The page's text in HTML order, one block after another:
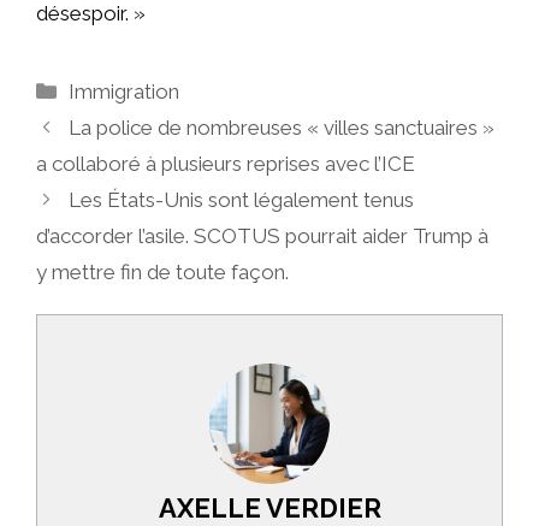
désespoir. »
Catégories
Immigration
La police de nombreuses « villes sanctuaires »
a collaboré à plusieurs reprises avec l’ICE
Les États-Unis sont légalement tenus
d’accorder l’asile. SCOTUS pourrait aider Trump à
y mettre fin de toute façon.
AXELLE VERDIER